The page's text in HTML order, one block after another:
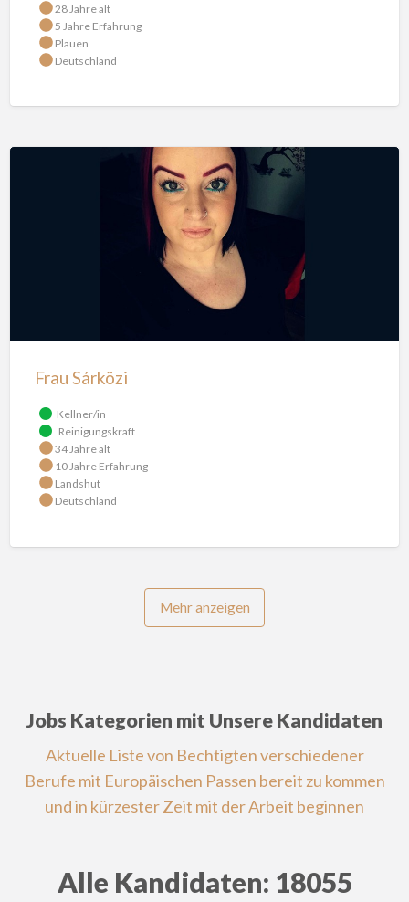
28 Jahre alt
5 Jahre Erfahrung
Plauen
Deutschland
Frau Sárközi
Kellner/in
Reinigungskraft
34 Jahre alt
10 Jahre Erfahrung
Landshut
Deutschland
Mehr anzeigen
Jobs Kategorien mit Unsere Kandidaten
Aktuelle Liste von Bechtigten verschiedener
Berufe mit Europäischen Passen bereit zu kommen
und in kürzester Zeit mit der Arbeit beginnen
Alle Kandidaten: 18055